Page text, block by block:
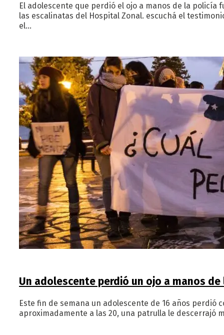
El adolescente que perdió el ojo a manos de la
las escalinatas del Hospital Zonal. escuchá el
el…
Un adolescente perdió un ojo a manos
Este fin de semana un adolescente de 16 años perdió
aproximadamente a las 20, una patrulla le descerrajó